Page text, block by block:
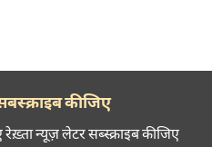
कीजिए
रेख़्ता न्यूज़ लेटर सब्स्क्राइब कीजिए